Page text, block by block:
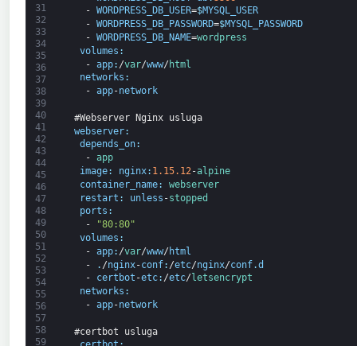
31
32
33
34
35
36
37
38
39
40
41
42
43
44
45
46
47
48
49
50
51
52
53
54
55
56
57
58
59
- WORDPRESS_DB_USER=$MYSQL_USER
- WORDPRESS_DB_PASSWORD=$MYSQL_PASSWORD
- WORDPRESS_DB_NAME=wordpress
volumes :
- app: /var/www/ html
networks :
- app-network
#Webserver Nginx usluga
webserver:
depends_on:
- app
image: nginx: 1.15.12-alpine
container_name:
webserver
restart : unless -stopped
ports :
-
"80:80"
volumes :
- app: /var/www/ html
-
. /nginx-conf: /etc/nginx/conf.d
-
certbot -etc: /etc/ letsencrypt
networks :
- app-network
#certbot usluga